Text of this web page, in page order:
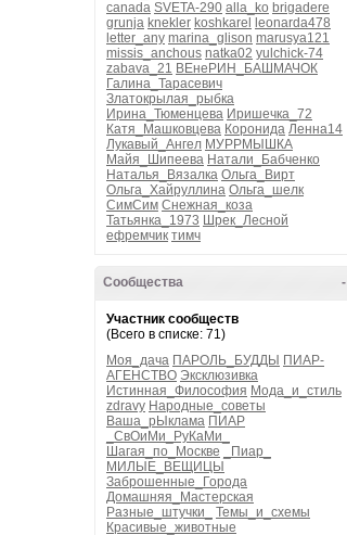
canada SVETA-290 alla_ko brigadere
grunja knekler koshkarel
leonarda478
letter_any marina_glison marusya121
missis_anchous natka02 yulchick-74
zabava_21 ВЕнеРИН_БАШМАЧОК
Галина_Тарасевич
Златокрылая_рыбка
Ирина_Тюменцева Иришечка_72
Катя_Машковцева Коронида Ленна14
Лукавый_Ангел МУРРМЫШКА
Майя_Шипеева Натали_Бабченко
Наталья_Вязалка Ольга_Вирт
Ольга_Хайруллина Ольга_шелк
СимСим Снежная_коза
Татьянка_1973 Шрек_Лесной
ефремчик тимч
-
Сообщества
Участник сообществ
(Всего в списке: 71)
Моя_дача ПАРОЛЬ_БУДДЫ ПИАР-
АГЕНСТВО Эксклюзивка
Истинная_Философия Мода_и_стиль
zdravy Народные_советы
Ваша_рЫклама ПИАР
_СвОиМи_РуКаМи_
Шагая_по_Москве
_Пиар_
МИЛЫЕ_ВЕЩИЦЫ
Заброшенные_Города
Домашняя_Мастерская
Разные_штучки_
Темы_и_схемы
Красивые_животные